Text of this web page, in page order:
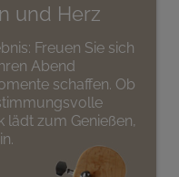
und Herz
Freuen Sie sich
Abend
schaffen. Ob
lädt zum Genießen,